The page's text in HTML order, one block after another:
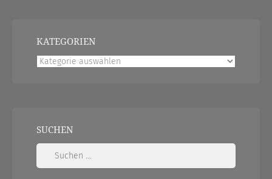
KATEGORIEN
Kategorien
SUCHEN
Suchen